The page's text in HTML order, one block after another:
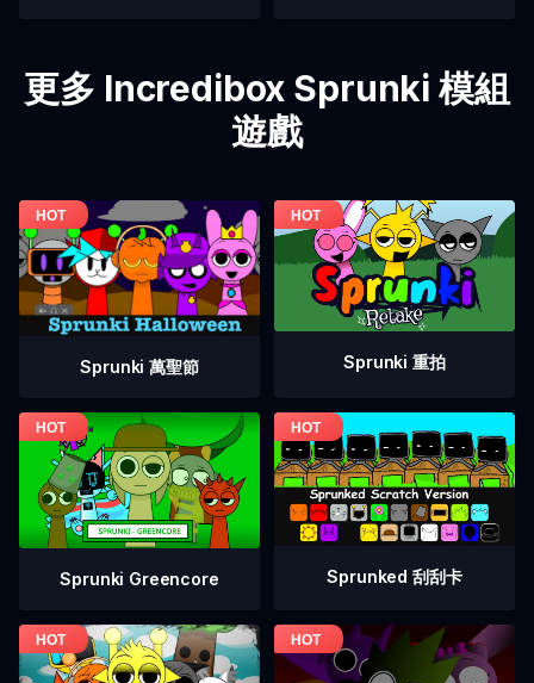
更多 Incredibox Sprunki 模組
遊戲
Sprunki 萬聖節 Sprunki 重拍
Sprunki Greencore Sprunked 刮刮卡